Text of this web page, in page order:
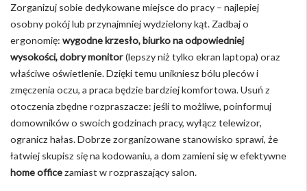
Zorganizuj sobie dedykowane miejsce do pracy – najlepiej
osobny pokój lub przynajmniej wydzielony kąt. Zadbaj o
ergonomię: wygodne krzesło, biurko na odpowiedniej
wysokości, dobry monitor(lepszy niż tylko ekran laptopa) oraz
właściwe oświetlenie. Dzięki temu unikniesz bólu pleców i
zmęczenia oczu, a praca będzie bardziej komfortowa. Usuń z
otoczenia zbędne rozpraszacze: jeśli to możliwe, poinformuj
domowników o swoich godzinach pracy, wyłącz telewizor,
ogranicz hałas. Dobrze zorganizowane stanowisko sprawi, że
łatwiej skupisz się na kodowaniu, a dom zamieni się w efektywne
home officezamiast w rozpraszający salon.